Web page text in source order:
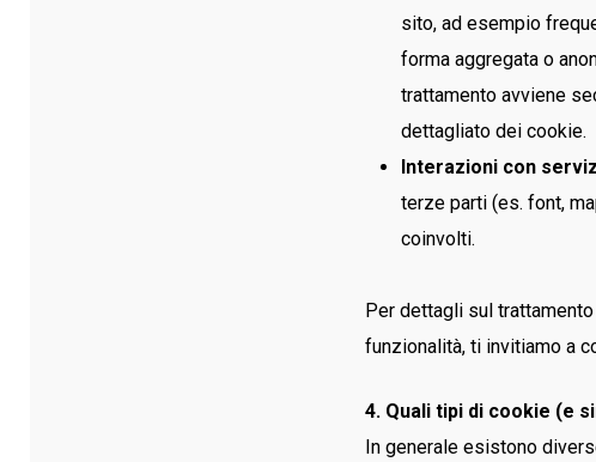
sito, ad esempio
forma aggregata o
trattamento avviene
dettagliato dei cookie.
Interazioni con
terze parti (es. font,
coinvolti.
Per dettagli sul
funzionalità, ti invitiamo a
4. Quali tipi di cookie (e
In generale esistono